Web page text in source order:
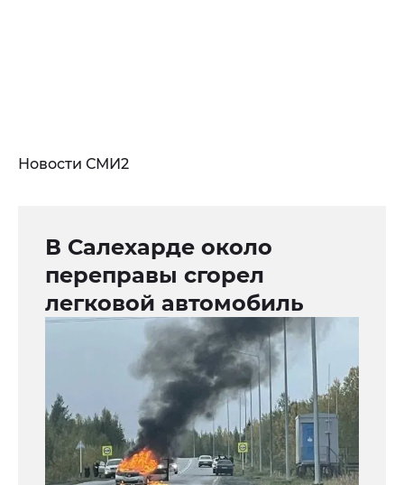
Новости СМИ2
В Салехарде около
переправы сгорел
легковой автомобиль